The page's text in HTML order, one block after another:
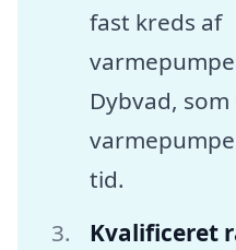
fast kreds af
Dybvad,
tid.
Kvalificeret